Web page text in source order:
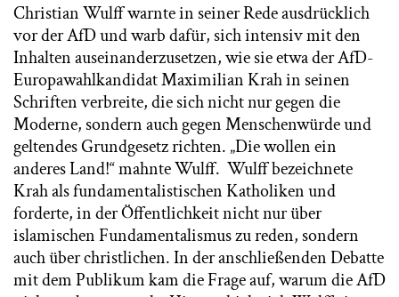
Christian Wulff warnte in seiner Rede ausdrücklich
vor der AfD und warb dafür, sich intensiv mit den
Inhalten auseinanderzusetzen, wie sie etwa der AfD-
Europawahlkandidat Maximilian Krah in seinen
Schriften verbreite, die sich nicht nur gegen die
Moderne, sondern auch gegen Menschenwürde und
geltendes Grundgesetz richten. „Die wollen ein
anderes Land!“ mahnte Wulff. Wulff bezeichnete
Krah als fundamentalistischen Katholiken und
forderte, in der Öffentlichkeit nicht nur über
islamischen Fundamentalismus zu reden, sondern
auch über christlichen. In der anschließenden Debatte
mit dem Publikum kam die Frage auf, warum die AfD